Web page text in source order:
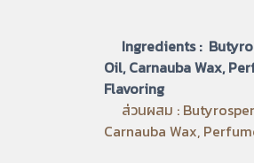
Ingredients :
Oil, Carnauba Wax,
Flavoring
ส่วนผสม :
Carnauba Wax,